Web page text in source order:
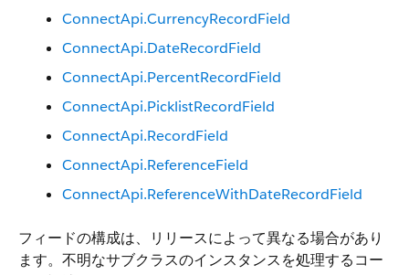
ConnectApi.CurrencyRecordField
ConnectApi.DateRecordField
ConnectApi.PercentRecordField
ConnectApi.PicklistRecordField
ConnectApi.RecordField
ConnectApi.ReferenceField
ConnectApi.ReferenceWithDateRecordField
フィードの構成は、リリースによって異なる場合があり
ます。不明なサブクラスのインスタンスを処理するコー